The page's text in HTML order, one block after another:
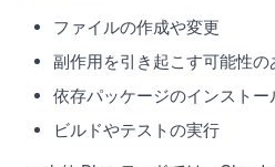
ファイルの作成や変更
副作用を引き起こす可能性
依存パッケージのインストー
ビルドやテストの実行